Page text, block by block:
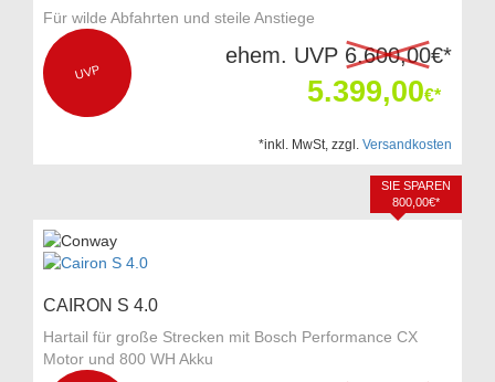
Für wilde Abfahrten und steile Anstiege
UVP
ehem. UVP 6.600,00€*
5.399,00€*
*inkl. MwSt, zzgl. Versandkosten
CAIRON S 4.0
Hartail für große Strecken mit Bosch Performance CX
Motor und 800 WH Akku
SIE SPAREN
800,00€*